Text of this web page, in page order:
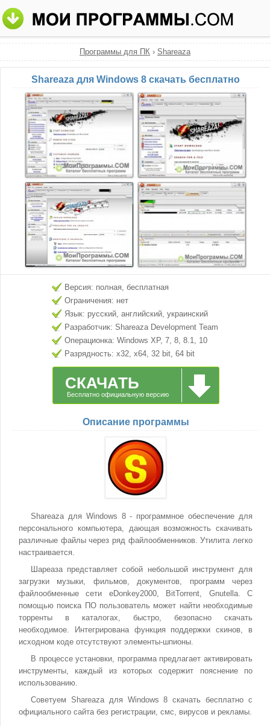
Программы для ПК › Shareaza
Shareaza для Windows 8 скачать бесплатно
Версия: полная, бесплатная
Ограничения: нет
Язык: русский, английский, украинский
Разработчик: Shareaza Development Team
Операционка: Windows XP, 7, 8, 8.1, 10
Разрядность: x32, x64, 32 bit, 64 bit
СКАЧАТЬ
Бесплатно официальную версию
Описание программы
Shareaza для Windows 8 - программное обеспечение для
персонального компьютера, дающая возможность скачивать
различные файлы через ряд файлообменников. Утилита легко
настраивается.
Шареаза представляет собой небольшой инструмент для
загрузки музыки, фильмов, документов, программ через
файлообменные сети eDonkey2000, BitTorrent, Gnutella. С
помощью поиска ПО пользователь может найти необходимые
торренты в каталогах, быстро, безопасно скачать
необходимое. Интегрирована функция поддержки скинов, в
исходном коде отсутствуют элементы-шпионы.
В процессе установки, программа предлагает активировать
инструменты, каждый из которых содержит пояснение по
использованию.
Советуем Shareaza для Windows 8 скачать бесплатно с
официального сайта без регистрации, смс, вирусов и рекламы.